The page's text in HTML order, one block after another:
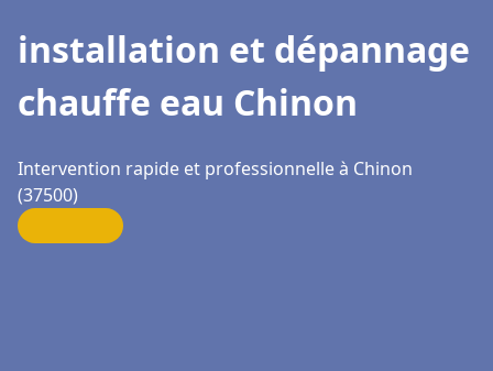
installation et dépannage
chauffe eau Chinon
Intervention rapide et professionnelle à Chinon
(37500)